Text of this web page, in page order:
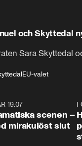
och Skyttedal
Sara Skyttedal
EU-valet
19:07
scenen –
mirakulöst slut
I